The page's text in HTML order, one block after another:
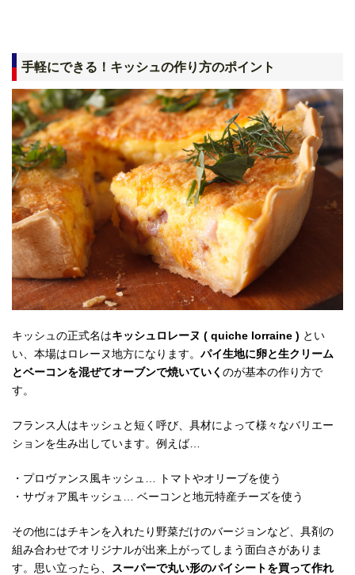
手軽にできる！キッシュの作り方のポイント
キッシュの正式名はキッシュロレーヌ ( quiche lorraine ) とい
い、本場はロレーヌ地方になります。 パイ生地に卵と生クリーム
とベーコンを混ぜてオーブンで焼いていく のが基本の作り方で
す。
フランス人はキッシュと短く呼び、具材によって様々なバリエー
ションを生み出しています。例えば…
・プロヴァンス風キッシュ… トマトやオリーブを使う
・サヴォア風キッシュ… ベーコンと地元特産チーズを使う
その他にはチキンを入れたり野菜だけのバージョンなど、具剤の
組み合わせでオリジナルが出来上がってしまう面白さがありま
す。思い立ったら、
スーパーで丸い形のパイシートを買って作れ